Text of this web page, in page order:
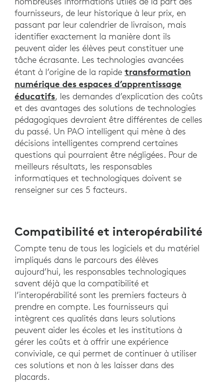
fournisseurs, de leur historique à leur prix, en
passant par leur calendrier de livraison, mais
identifier exactement la manière dont ils
peuvent aider les élèves peut constituer une
tâche écrasante. Les technologies avancées
étant à l’origine de la rapide transformation
numérique des espaces d’apprentissage
éducatifs, les demandes d’explication des coûts
et des avantages des solutions de technologies
pédagogiques devraient être différentes de celles
du passé. Un PAO intelligent qui mène à des
décisions intelligentes comprend certaines
questions qui pourraient être négligées. Pour de
meilleurs résultats, les responsables
informatiques et technologiques doivent se
renseigner sur ces 5 facteurs.
Compatibilité et interopérabilité
Compte tenu de tous les logiciels et du matériel
impliqués dans le parcours des élèves
aujourd’hui, les responsables technologiques
savent déjà que la compatibilité et
l’interopérabilité sont les premiers facteurs à
prendre en compte. Les fournisseurs qui
intègrent ces qualités dans leurs solutions
peuvent aider les écoles et les institutions à
gérer les coûts et à offrir une expérience
conviviale, ce qui permet de continuer à utiliser
ces solutions et non à les laisser dans des
placards.